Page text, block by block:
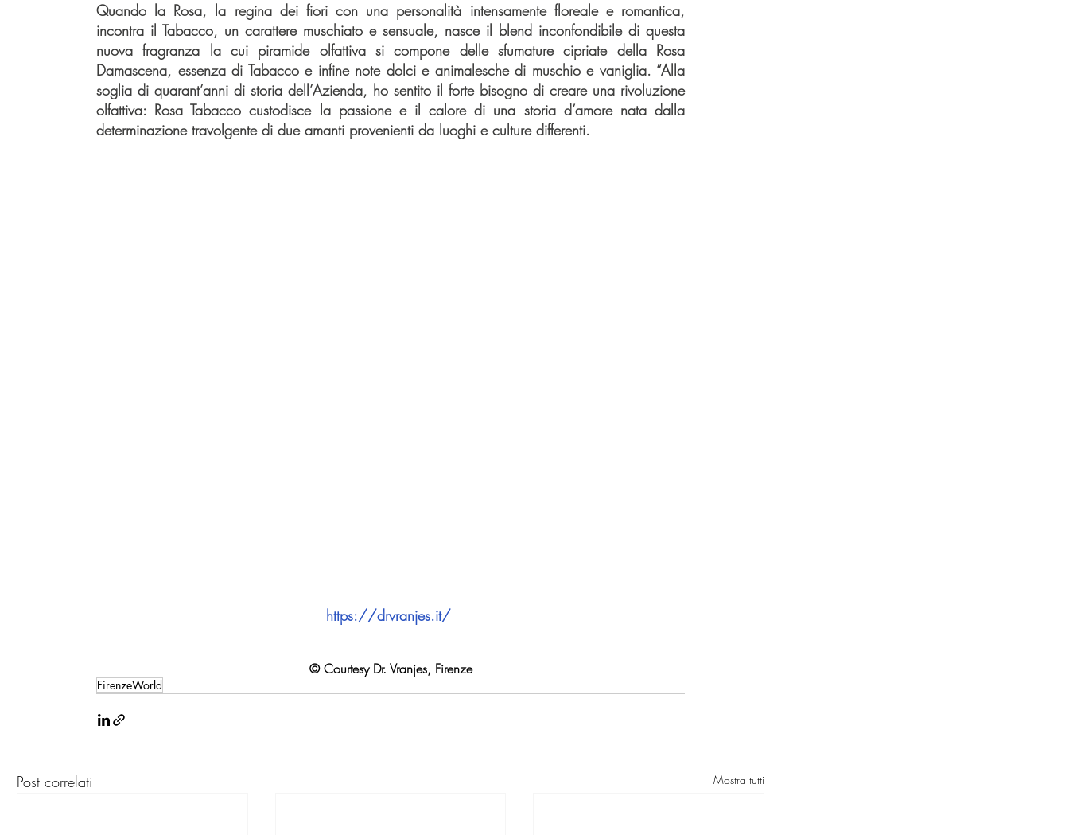
Quando la Rosa, la regina dei fiori con una personalità intensamente floreale e romantica,
incontra il Tabacco, un carattere muschiato e sensuale, nasce il blend inconfondibile di questa
nuova fragranza la cui piramide olfattiva si compone delle sfumature cipriate della Rosa
Damascena, essenza di Tabacco e infine note dolci e animalesche di muschio e vaniglia. “Alla
soglia di quarant’anni di storia dell’Azienda, ho sentito il forte bisogno di creare una rivoluzione
olfattiva: Rosa Tabacco custodisce la passione e il calore di una storia d’amore nata dalla
determinazione travolgente di due amanti provenienti da luoghi e culture differenti.
https://drvranjes.it/
© Courtesy Dr. Vranjes, Firenze
FirenzeWorld
Post correlati Mostra tutti